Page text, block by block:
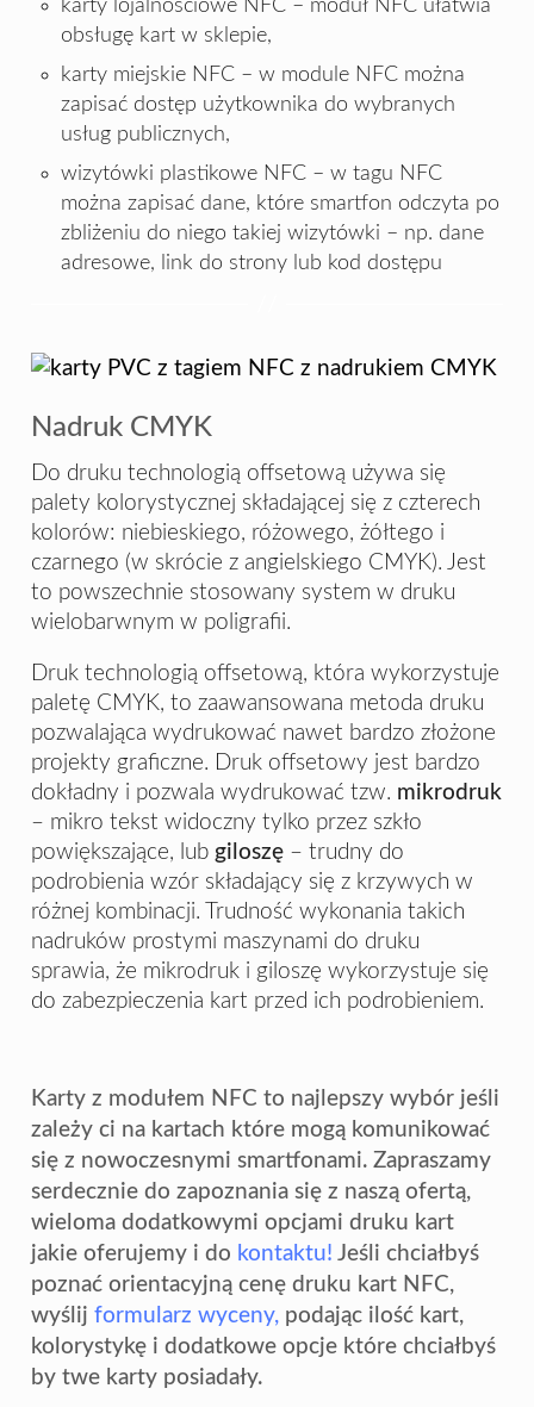
karty lojalnościowe NFC – moduł NFC ułatwia
obsługę kart w sklepie,
karty miejskie NFC – w module NFC można
zapisać dostęp użytkownika do wybranych
usług publicznych,
wizytówki plastikowe NFC – w tagu NFC
można zapisać dane, które smartfon odczyta po
zbliżeniu do niego takiej wizytówki – np. dane
adresowe, link do strony lub kod dostępu
Nadruk CMYK
Do druku technologią offsetową używa się
palety kolorystycznej składającej się z czterech
kolorów: niebieskiego, różowego, żółtego i
czarnego (w skrócie z angielskiego CMYK). Jest
to powszechnie stosowany system w druku
wielobarwnym w poligrafii.
Druk technologią offsetową, która wykorzystuje
paletę CMYK, to zaawansowana metoda druku
pozwalająca wydrukować nawet bardzo złożone
projekty graficzne. Druk offsetowy jest bardzo
dokładny i pozwala wydrukować tzw. mikrodruk
– mikro tekst widoczny tylko przez szkło
powiększające, lub giloszę – trudny do
podrobienia wzór składający się z krzywych w
różnej kombinacji. Trudność wykonania takich
nadruków prostymi maszynami do druku
sprawia, że mikrodruk i giloszę wykorzystuje się
do zabezpieczenia kart przed ich podrobieniem.
Karty z modułem NFC to najlepszy wybór jeśli
zależy ci na kartach które mogą komunikować
się z nowoczesnymi smartfonami. Zapraszamy
serdecznie do zapoznania się z naszą ofertą,
wieloma dodatkowymi opcjami druku kart
jakie oferujemy i do kontaktu! Jeśli chciałbyś
poznać orientacyjną cenę druku kart NFC,
wyślijformularz wyceny, podając ilość kart,
kolorystykę i dodatkowe opcje które chciałbyś
by twe karty posiadały.